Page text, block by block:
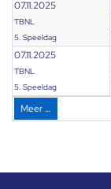
07.11.2025
TBNL
5. Speeldag
07.11.2025
TBNL
5. Speeldag
Meer …